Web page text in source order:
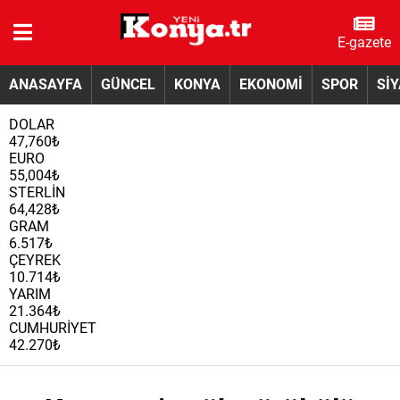
E-gazete
ANASAYFA GÜNCEL KONYA EKONOMİ SPOR
DOLAR
47,760₺
EURO
55,004₺
STERLİN
64,428₺
GRAM
6.517₺
ÇEYREK
10.714₺
YARIM
21.364₺
CUMHURİYET
42.270₺